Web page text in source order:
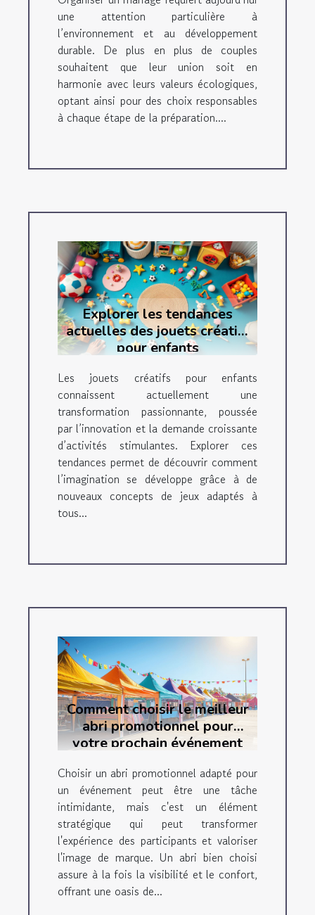
une attention particulière à
l’environnement et au développement
durable. De plus en plus de couples
souhaitent que leur union soit en
harmonie avec leurs valeurs écologiques,
optant ainsi pour des choix responsables
à chaque étape de la préparation....
Explorer les tendances
actuelles des jouets créatifs
pour enfants
Les jouets créatifs pour enfants
connaissent actuellement une
transformation passionnante, poussée
par l’innovation et la demande croissante
d’activités stimulantes. Explorer ces
tendances permet de découvrir comment
l’imagination se développe grâce à de
nouveaux concepts de jeux adaptés à
tous...
Comment choisir le meilleur
abri promotionnel pour
votre prochain événement
Choisir un abri promotionnel adapté pour
un événement peut être une tâche
intimidante, mais c'est un élément
stratégique qui peut transformer
l'expérience des participants et valoriser
l'image de marque. Un abri bien choisi
assure à la fois la visibilité et le confort,
offrant une oasis de...